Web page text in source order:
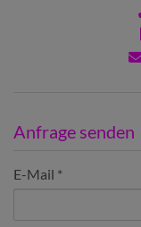
Anfrage senden
E-Mail